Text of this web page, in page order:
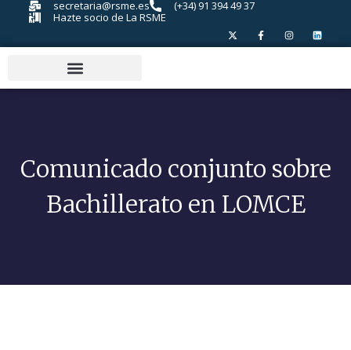
secretaria@rsme.es
(+34) 91 394 49 37
Hazte socio de La RSME
Comunicado conjunto sobre
Bachillerato en LOMCE